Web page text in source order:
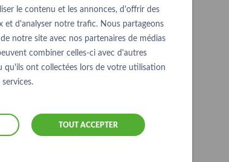
le contenu et les annonces, d'offrir des
et d'analyser notre trafic. Nous partageons
notre site avec nos partenaires de médias
combiner celles-ci avec d'autres
qu'ils ont collectées lors de votre utilisation
TOUT ACCEPTER